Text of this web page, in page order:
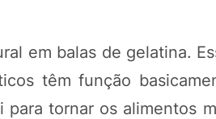
em balas de gelatina.
têm função
tornar os alimentos